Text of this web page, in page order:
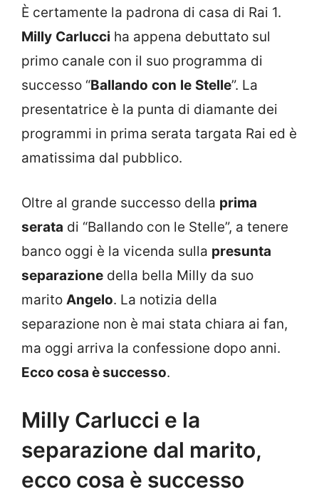
È certamente la padrona di casa di Rai 1.
Milly Carlucci ha appena debuttato sul
primo canale con il suo programma di
successo “Ballando con le Stelle”. La
presentatrice è la punta di diamante dei
programmi in prima serata targata Rai ed è
amatissima dal pubblico.
Oltre al grande successo della prima
serata di “Ballando con le Stelle”, a tenere
banco oggi è la vicenda sulla presunta
separazione della bella Milly da suo
marito Angelo. La notizia della
separazione non è mai stata chiara ai fan,
ma oggi arriva la confessione dopo anni.
Ecco cosa è successo.
Milly Carlucci e la
separazione dal marito,
ecco cosa è successo